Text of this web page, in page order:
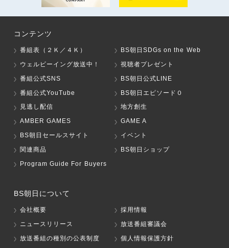
コンテンツ
番組表（２Ｋ／４Ｋ）
BS朝日SDGs on the Web
ウェルビーイング放送中！
視聴者プレゼント
番組公式SNS
BS朝日公式LINE
番組公式YouTube
BS朝日エピソード０
見逃し配信
地方創生
AMBER GAMES
GAME A
BS朝日セールスサイト
イベント
関連商品
BS朝日ショップ
Program Guide For Buyers
BS朝日について
会社概要
採用情報
ニュースリリース
放送番組審議会
放送番組の種別の公表制度
個人情報保護方針